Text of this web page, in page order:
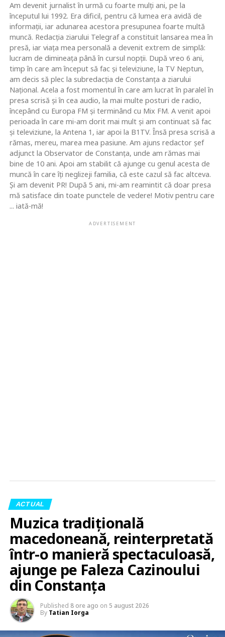
Am devenit jurnalist în urmă cu foarte mulţi ani, pe la
începutul lui 1992. Era dificil, pentru că lumea era avidă de
informaţii, iar adunarea acestora presupunea foarte multă
muncă. Redacţia ziarului Telegraf a constituit lansarea mea în
presă, iar viaţa mea personală a devenit extrem de simplă:
lucram de dimineaţa până în cursul nopţii. După vreo 6 ani,
timp în care am început să fac şi televiziune, la TV Neptun,
am decis să plec la subredacţia de Constanţa a ziarului
Naţional. Acela a fost momentul în care am lucrat în paralel în
presa scrisă şi în cea audio, la mai multe posturi de radio,
începând cu Europa FM şi terminând cu Mix FM. A venit apoi
perioada în care mi-am dorit mai mult şi am continuat să fac
şi televiziune, la Antena 1, iar apoi la B1TV. Însă presa scrisă a
rămas, mereu, marea mea pasiune. Am ajuns redactor şef
adjunct la Observator de Constanţa, unde am rămas mai
bine de 10 ani. Apoi am stabilit că ajunge cu genul acesta de
muncă în care îţi neglizeji familia, că este cazul să fac altceva.
Şi am devenit PR! După 5 ani, mi-am reamintit că doar presa
mă satisface din toate punctele de vedere! Motiv pentru care
... iată-mă!
ADVERTISEMENT
ACTUAL
Muzica tradițională
macedoneană, reinterpretată
într-o manieră spectaculoasă,
ajunge pe Faleza Cazinoului
din Constanța
Published 8 ore ago on 5 august 2026
By Tatian Iorga